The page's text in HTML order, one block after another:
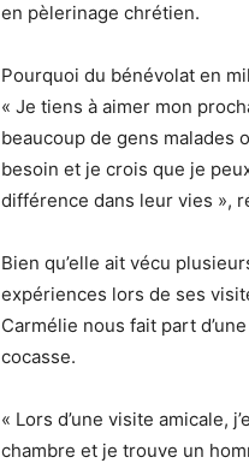
en pèlerinage chrétien.
Pourquoi du bénévolat en
« Je tiens à aimer mon
beaucoup de gens malades
besoin et je crois que je
différence dans leur vies »,
Bien qu’elle ait vécu
expériences lors de ses
Carmélie nous fait part
cocasse.
« Lors d’une visite amicale,
chambre et je trouve un